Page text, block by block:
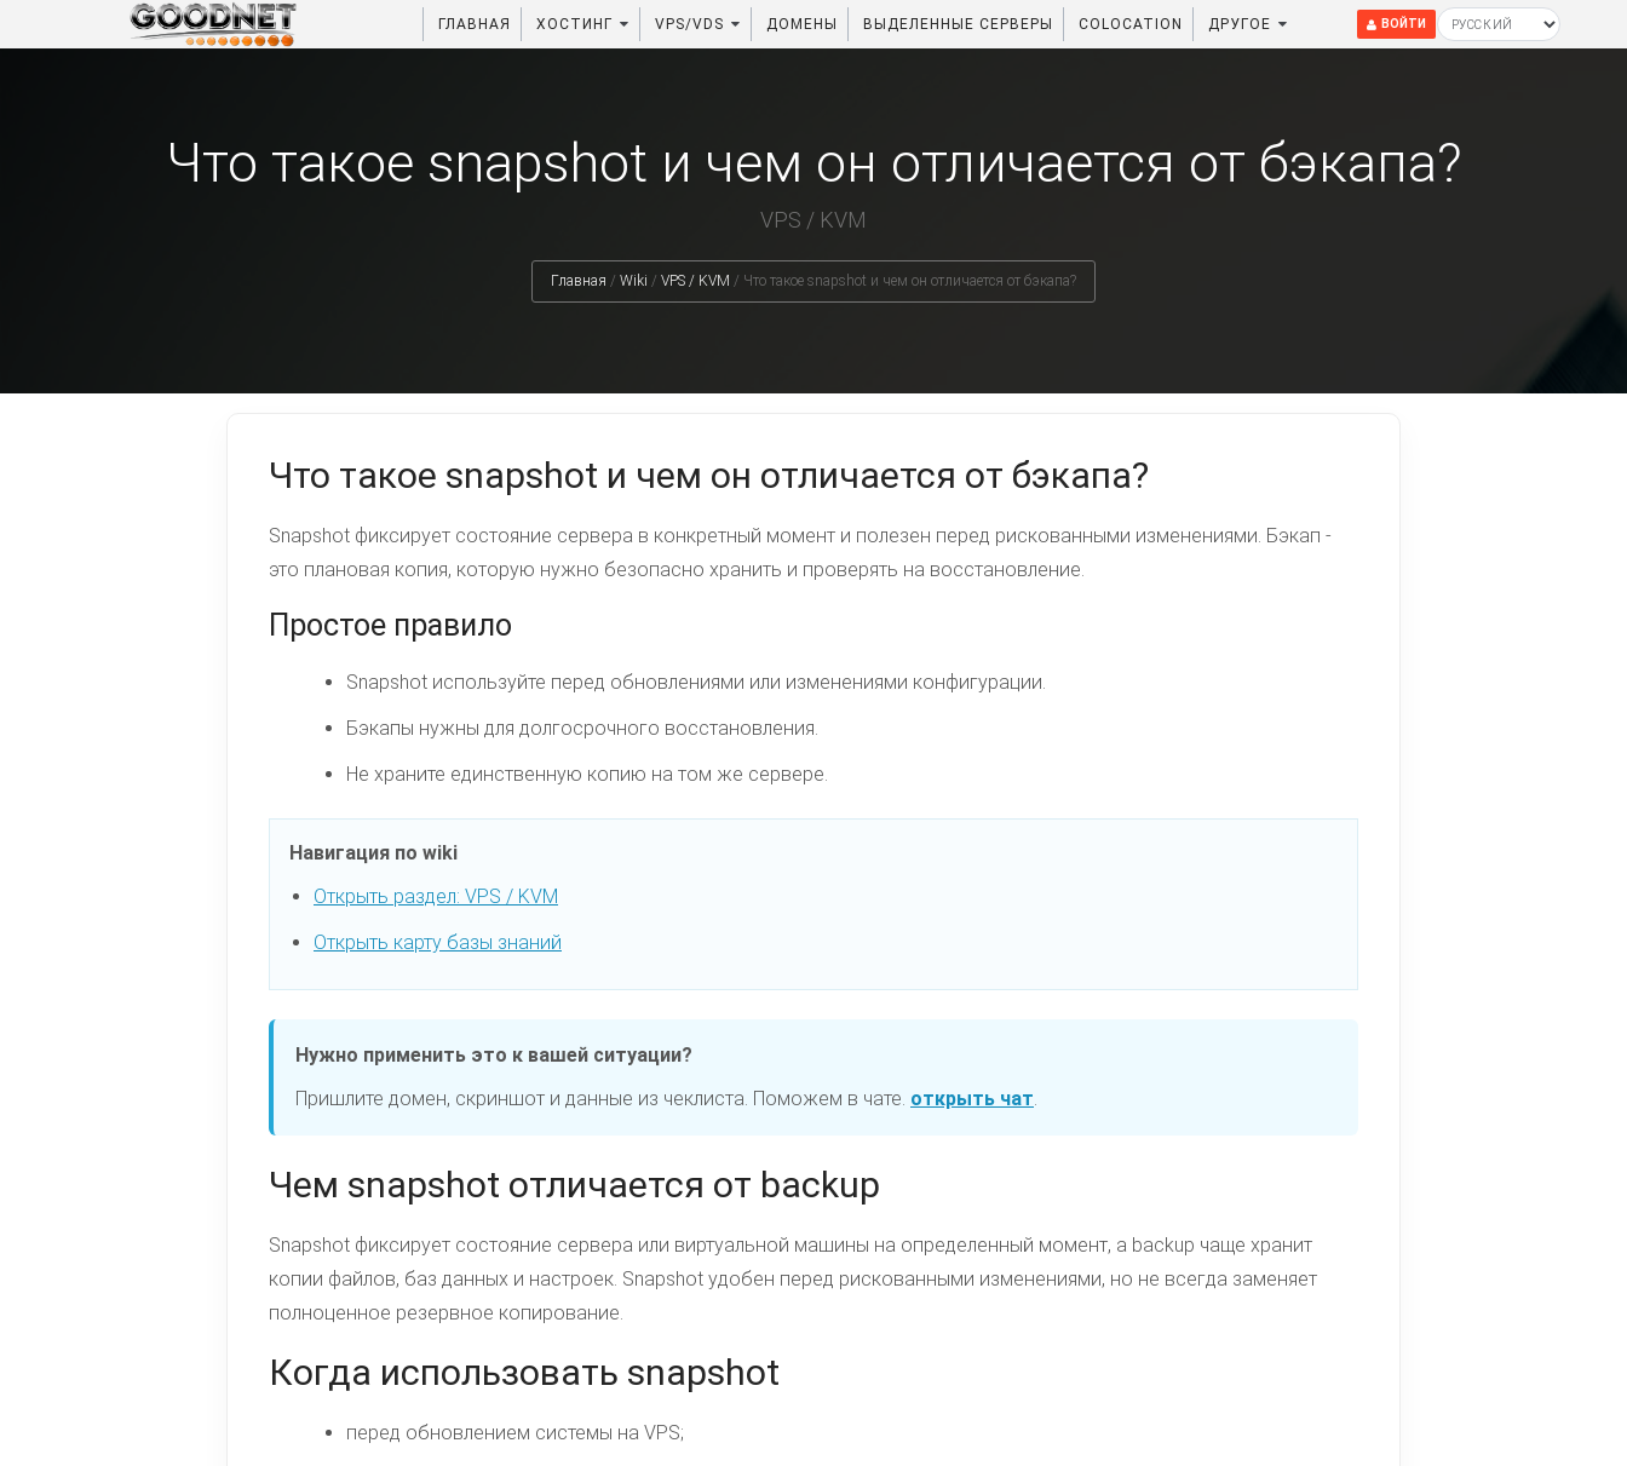
ГЛАВНАЯ ХОСТИНГ VPS/VDS ДОМЕНЫ ВЫДЕЛЕННЫЕ СЕРВЕРЫ COLOCATION ДРУГОЕ ВОЙТИ
Что такое snapshot и чем он отличается от бэкапа?
VPS / KVM
Главная / Wiki / VPS / KVM / Что такое snapshot и чем он отличается от бэкапа?
Что такое snapshot и чем он отличается от бэкапа?
Snapshot фиксирует состояние сервера в конкретный момент и полезен перед рискованными изменениями. Бэкап -
это плановая копия, которую нужно безопасно хранить и проверять на восстановление.
Простое правило
Snapshot используйте перед обновлениями или изменениями конфигурации.
Бэкапы нужны для долгосрочного восстановления.
Не храните единственную копию на том же сервере.
Навигация по wiki
Открыть раздел: VPS / KVM
Открыть карту базы знаний
Нужно применить это к вашей ситуации?
Пришлите домен, скриншот и данные из чеклиста. Поможем в чате. открыть чат.
Чем snapshot отличается от backup
Snapshot фиксирует состояние сервера или виртуальной машины на определенный момент, а backup чаще хранит
копии файлов, баз данных и настроек. Snapshot удобен перед рискованными изменениями, но не всегда заменяет
полноценное резервное копирование.
Когда использовать snapshot
перед обновлением системы на VPS;